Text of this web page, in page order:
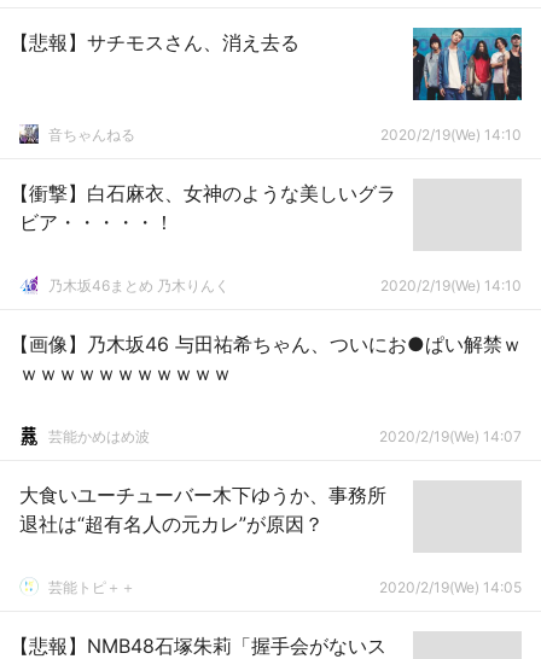
【悲報】サチモスさん、消え去る
音ちゃんねる 2020/2/19(We) 14:10
【衝撃】白石麻衣、女神のような美しいグラ
ビア・・・・・！
乃木坂46まとめ 乃木りんく 2020/2/19(We) 14:10
【画像】乃木坂46 与田祐希ちゃん、ついにお●ぱい解禁ｗ
ｗｗｗｗｗｗｗｗｗｗｗ
芸能かめはめ波 2020/2/19(We) 14:07
大食いユーチューバー木下ゆうか、事務所
退社は“超有名人の元カレ”が原因？
芸能トピ＋＋ 2020/2/19(We) 14:05
【悲報】NMB48石塚朱莉「握手会がないス